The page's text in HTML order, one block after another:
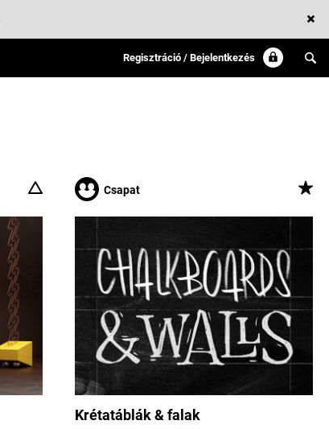
Regisztráció / Bejelentkezés
Csapat
Krétatáblák & falak